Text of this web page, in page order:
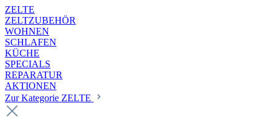
ZELTE
ZELTZUBEHÖR
WOHNEN
SCHLAFEN
KÜCHE
SPECIALS
REPARATUR
AKTIONEN
Zur Kategorie ZELTE